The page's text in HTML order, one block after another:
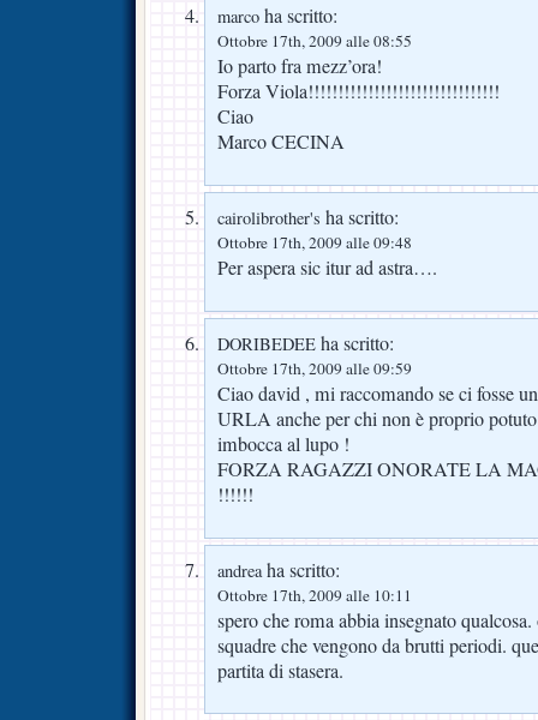
marco ha scritto:
Ottobre 17th, 2009 alle 08:55
Io parto fra mezz’ora!
Forza Viola!!!!!!!!!!!!!!!!!!!!!!!!!!!!!!!!
Ciao
Marco CECINA
cairolibrother's ha scritto:
Ottobre 17th, 2009 alle 09:48
Per aspera sic itur ad astra….
DORIBEDEE ha scritto:
Ottobre 17th, 2009 alle 09:59
Ciao david , mi raccomando se ci fosse
URLA anche per chi non è proprio
imbocca al lupo !
FORZA RAGAZZI ONORATE LA
!!!!!!
andreaha scritto:
Ottobre 17th, 2009 alle 10:11
spero che roma abbia insegnato
squadre che vengono da brutti periodi.
partita di stasera.